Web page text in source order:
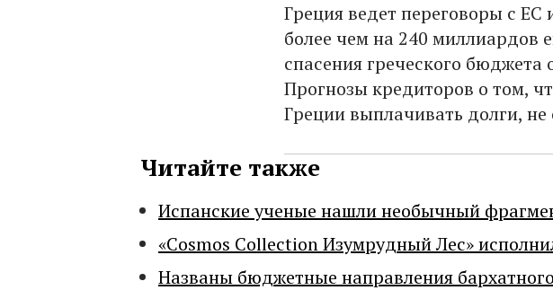
Греция ведет переговоры с
более чем на 240 миллиардов
спасения греческого бюджета
Прогнозы кредиторов о том,
Греции выплачивать долги, не
Читайте также
Испанские ученые нашли необычный
«Cosmos Collection Изумрудный Лес»
Названы бюджетные направления